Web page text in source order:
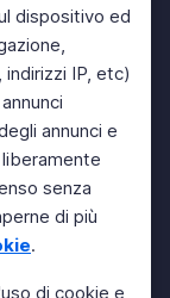
dispositivo ed
IP, etc)
annunci e
senza
di più
.
di cookie e